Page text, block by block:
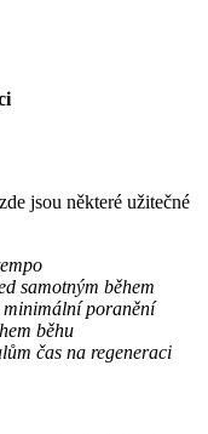
jsou některé užitečné
samotným během
minimální poranění
běhu
čas na regeneraci